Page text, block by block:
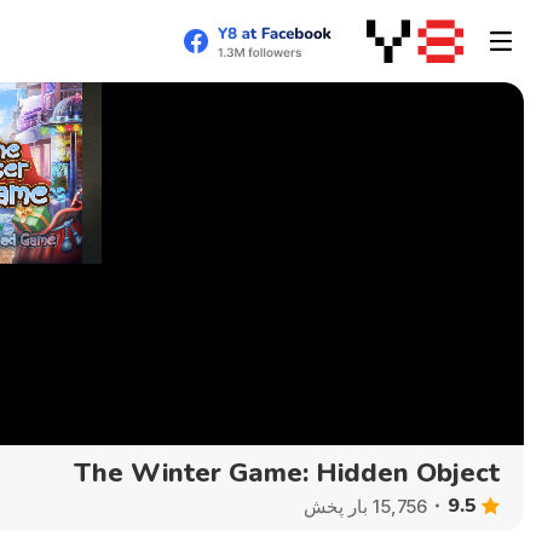
The Winter Game: Hidden Object
9.5 15,756 بار پخش